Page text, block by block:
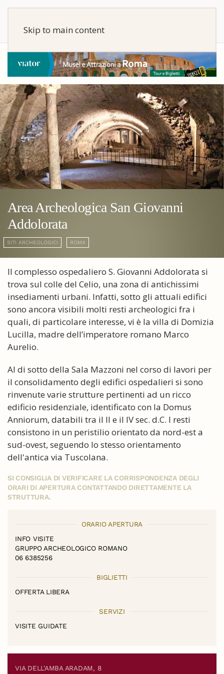
Skip to main content
Area Archeologica San Giovanni
Addolorata
SITI ARCHEOLOGICI ROMA
Il complesso ospedaliero S. Giovanni Addolorata si
trova sul colle del Celio, una zona di antichissimi
insediamenti urbani. Infatti, sotto gli attuali edifici
sono ancora visibili molti resti archeologici fra i
quali, di particolare interesse, vi è la villa di Domizia
Lucilla, madre dell’imperatore romano Marco
Aurelio.
Al di sotto della Sala Mazzoni nel corso di lavori per
il consolidamento degli edifici ospedalieri si sono
rinvenute varie strutture pertinenti ad un ricco
edificio residenziale, identificato con la Domus
Anniorum, databili tra il II e il IV sec. d.C. I resti
consistono in un peristilio orientato da nord-est a
sud-ovest, seguendo lo stesso orientamento
dell'antica via Tuscolana.
SI CONSIGLIA DI VERIFICARE LA CORRISPONDENZA DEGLI
ORARI DI APERTURA CONTATTANDO DIRETTAMENTE LA
STRUTTURA.
ORARIO APERTURA
INFO VISITE
GRUPPO ARCHEOLOGICO ROMANO
06 6385256
BIGLIETTI
OFFERTA LIBERA
SERVIZI
VISITE GUIDATE
VIA DELL'AMBA ARADAM, 8